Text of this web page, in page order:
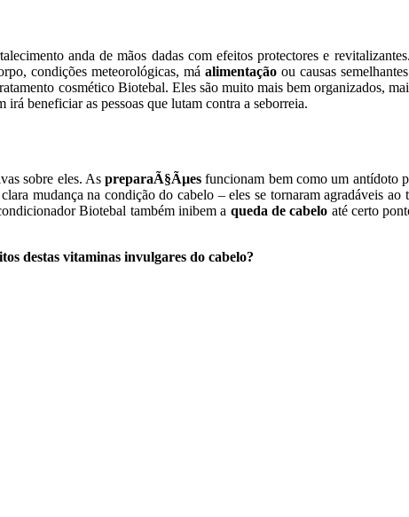
anda de mãos dadas com efeitos protectores e
condições meteorológicas, máalimentação ou causas
cosmético Biotebal. Eles são muito mais bem organizados,
beneficiar as pessoas que lutam contra a seborreia.
sobre eles. AspreparaÃ§Ãµes funcionam bem como um antídoto
mudança na condição do cabelo – eles se tornaram agradáveis ao
Biotebal também inibem a queda de cabelo até certo
destas vitaminas invulgares do cabelo?